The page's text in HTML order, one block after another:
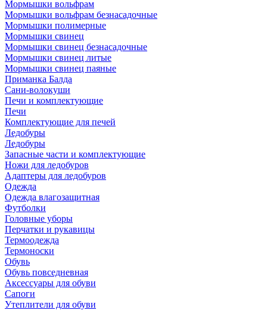
Мормышки вольфрам
Мормышки вольфрам безнасадочные
Мормышки полимерные
Мормышки свинец
Мормышки свинец безнасадочные
Мормышки свинец литые
Мормышки свинец паяные
Приманка Балда
Сани-волокуши
Печи и комплектующие
Печи
Комплектующие для печей
Ледобуры
Ледобуры
Запасные части и комплектующие
Ножи для ледобуров
Адаптеры для ледобуров
Одежда
Одежда влагозащитная
Футболки
Головные уборы
Перчатки и рукавицы
Термоодежда
Термоноски
Обувь
Обувь повседневная
Аксессуары для обуви
Сапоги
Утеплители для обуви